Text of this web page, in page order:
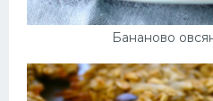
Бананово